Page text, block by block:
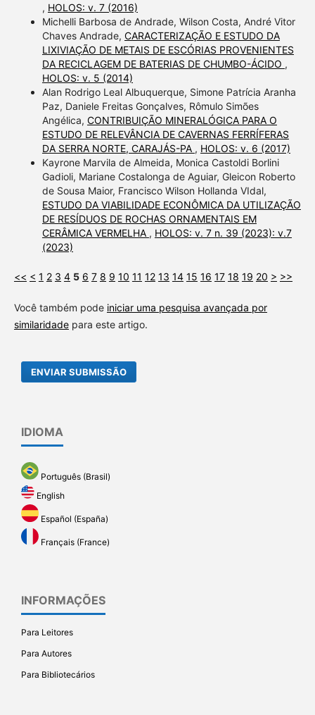
, HOLOS: v. 7 (2016)
Michelli Barbosa de Andrade, Wilson Costa, André Vitor
Chaves Andrade, CARACTERIZAÇÃO E ESTUDO DA
LIXIVIAÇÃO DE METAIS DE ESCÓRIAS PROVENIENTES
DA RECICLAGEM DE BATERIAS DE CHUMBO-ÁCIDO ,
HOLOS: v. 5 (2014)
Alan Rodrigo Leal Albuquerque, Simone Patrícia Aranha
Paz, Daniele Freitas Gonçalves, Rômulo Simões
Angélica, CONTRIBUIÇÃO MINERALÓGICA PARA O
ESTUDO DE RELEVÂNCIA DE CAVERNAS FERRÍFERAS
DA SERRA NORTE, CARAJÁS-PA , HOLOS: v. 6 (2017)
Kayrone Marvila de Almeida, Monica Castoldi Borlini
Gadioli, Mariane Costalonga de Aguiar, Gleicon Roberto
de Sousa Maior, Francisco Wilson Hollanda VIdal,
ESTUDO DA VIABILIDADE ECONÔMICA DA UTILIZAÇÃO
DE RESÍDUOS DE ROCHAS ORNAMENTAIS EM
CERÂMICA VERMELHA , HOLOS: v. 7 n. 39 (2023): v.7
(2023)
<< < 1 2 3 4 5 6 7 8 9 10 11 12 13 14 15 16 17 18 19 20 > >>
Você também pode iniciar uma pesquisa avançada por
similaridadepara este artigo.
ENVIAR SUBMISSÃO
IDIOMA
Português (Brasil)
English
Español (España)
Français (France)
INFORMAÇÕES
Para Leitores
Para Autores
Para Bibliotecários